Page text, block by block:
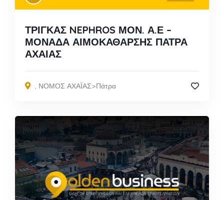
ΤΡΙΓΚΑΣ NEPHROS ΜΟΝ. Α.Ε –
ΜΟΝΑΔΑ ΑΙΜΟΚΑΘΑΡΣΗΣ ΠΑΤΡΑ
ΑΧΑΙΑΣ
, ΝΟΜΟΣ ΑΧΑΪΑΣ>Πάτρα